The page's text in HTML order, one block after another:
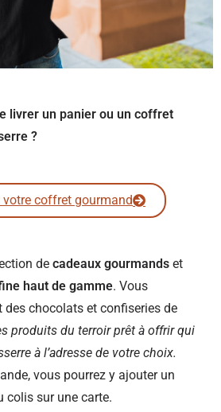
livrer un panier ou un coffret
?
votre coffret gourmand
de cadeaux gourmands et
haut de gamme. Vous
des chocolats et confiseries de
produits du terroir prêt à offrir qui
à l’adresse de votre choix.
vous pourrez y ajouter un
colis sur une carte.